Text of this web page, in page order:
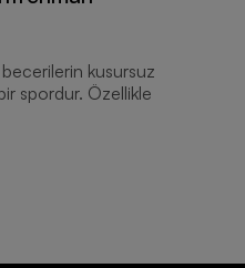
kusursuz
spordur. Özellikle